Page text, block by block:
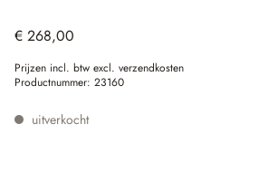
€ 268,00
Prijzen incl. btw excl. verzendkosten
Productnummer: 23160
uitverkocht